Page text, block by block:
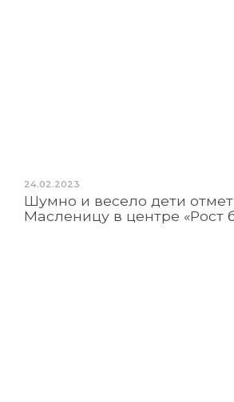
24.02.2023
Шумно и весело дети
Масленицу в центре «Рост